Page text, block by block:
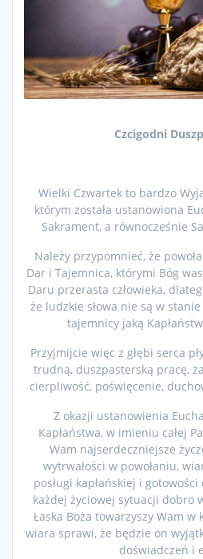
Czcigodni
Wielki Czwartek to bardzo
którym została ustanowiona
Sakrament, a równocześnie
Należy przypomnieć, że
Dar i Tajemnica, którymi Bóg
Daru przerasta człowieka,
że ludzkie słowa nie są w
tajemnicy jaką
Przyjmijcie więc z głębi serca
trudną, duszpasterską pracę,
cierpliwość, poświęcenie,
Z okazji ustanowienia
Kapłaństwa, w imieniu całej
Wam najserdeczniejsze
wytrwałości w powołaniu,
posługi kapłańskiej i
każdej życiowej sytuacji dobro
Łaska Boża towarzyszy Wam w
wiara sprawi, że będzie on
doświadczeń i